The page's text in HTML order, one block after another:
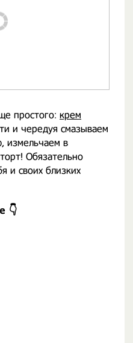
простого: крем
и чередуя смазываем
измельчаем в
Обязательно
и своих близких
👇